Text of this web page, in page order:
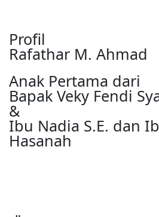
Profil
Rafathar M. Ahmad
Anak Pertama dari
Bapak Veky Fendi
&
Ibu Nadia S.E. dan
Hasanah